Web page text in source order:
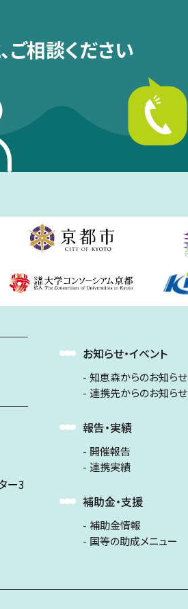
ご相談ください
ー3
お知らせ・イベント
知恵森からのお知らせ
連携先からのお知らせ
報告・実績
開催報告
連携実績
補助金・支援
補助金情報
国等の助成メニュー